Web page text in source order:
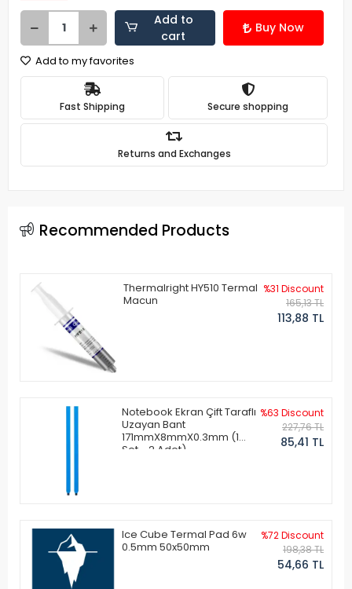
Add to
cart
Buy Now
Add to my favorites
Fast Shipping Secure shopping
Returns and Exchanges
Recommended Products
Thermalright HY510 Termal
Macun
%31 Discount
165,13 TL
113,88 TL
Notebook Ekran Çift Taraflı
Uzayan Bant
171mmX8mmX0.3mm (1
Set - 2 Adet)
%63 Discount
227,76 TL
85,41 TL
Ice Cube Termal Pad 6w
0.5mm 50x50mm
%72 Discount
198,38 TL
54,66 TL